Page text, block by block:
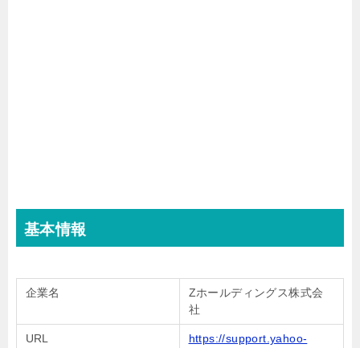
基本情報
企業名
Zホールディングス株式会
社
URL
https://support.yahoo-